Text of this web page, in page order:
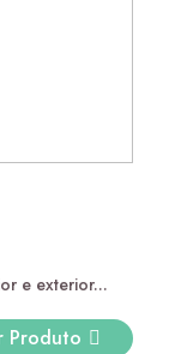
e exterior...
Produto